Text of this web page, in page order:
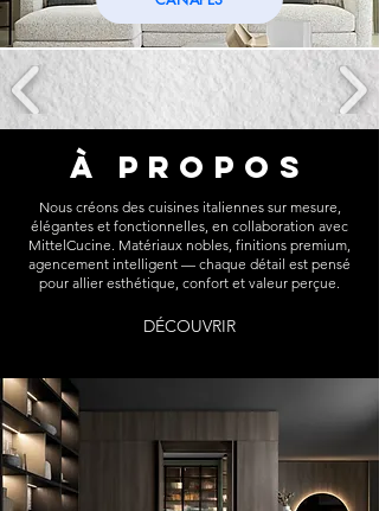
À PROPOS
Nous créons des cuisines italiennes sur mesure,
élégantes et fonctionnelles, en collaboration avec
MittelCucine. Matériaux nobles, finitions premium,
agencement intelligent — chaque détail est pensé
pour allier esthétique, confort et valeur perçue.
DÉCOUVRIR